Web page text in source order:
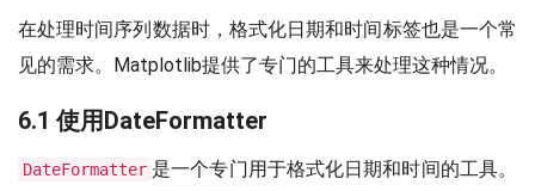
在处理时间序列数据时，格式化日期和时间标签也是一个常
见的需求。Matplotlib提供了专门的工具来处理这种情况。
6.1 使用DateFormatter
DateFormatter 是一个专门用于格式化日期和时间的工具。